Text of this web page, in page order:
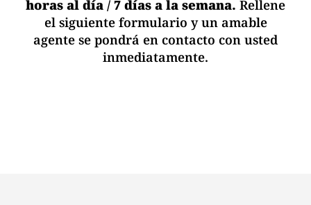
horas al día / 7 días a la semana. Rellene
el siguiente formulario y un amable
agente se pondrá en contacto con usted
inmediatamente.